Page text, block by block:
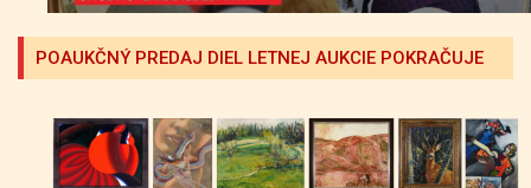
POAUKČNÝ PREDAJ DIEL LETNEJ AUKCIE POKRAČUJE